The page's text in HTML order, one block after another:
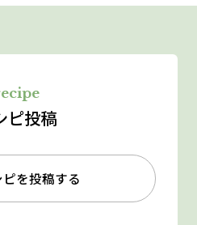
ピ投稿
ピを投稿する